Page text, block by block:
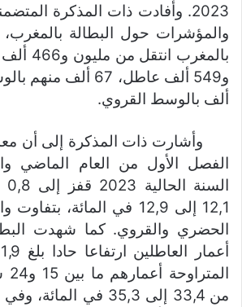
2023. وأفادت ذات المذكرة
والمؤشرات حول البطالة
بالمغرب
ألف بالوسط القروي.
وأشارت ذات المذكرة إلى أن
الفصل الأول من العام الماضي
12,1 إلى 12,9 في المائة،
الحضري والقروي. كما شهدت
من 33,4 إلى 35,3 في